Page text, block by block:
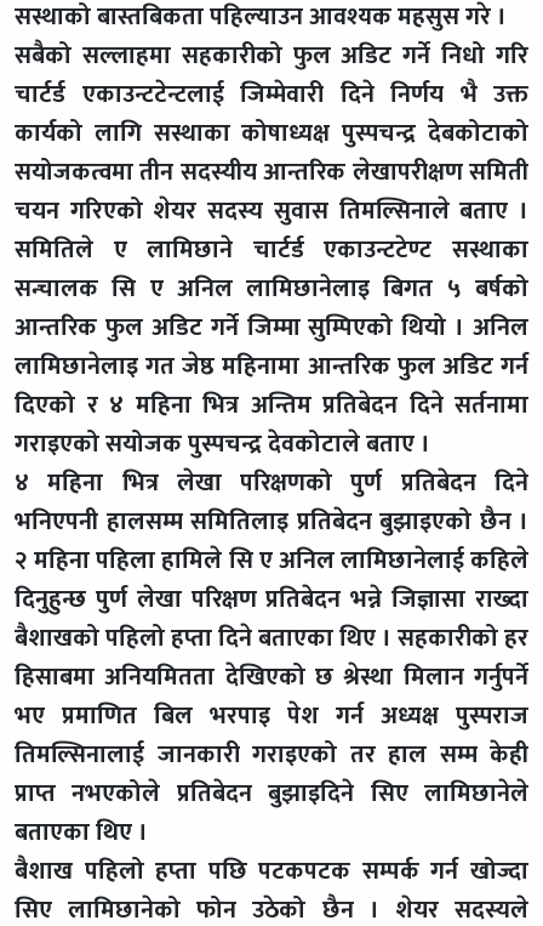
सस्थाको बास्तबिकता पहिल्याउन आवश्यक महसुस गरे ।
सबैको सल्लाहमा सहकारीको फुल अडिट गर्ने निधो गरि
चार्टर्ड एकाउन्टटेन्टलाई जिम्मेवारी दिने निर्णय भै उक्त
कार्यको लागि सस्थाका कोषाध्यक्ष पुस्पचन्द्र देबकोटाको
सयोजकत्वमा तीन सदस्यीय आन्तरिक लेखापरीक्षण समिती
चयन गरिएको शेयर सदस्य सुवास तिमल्सिनाले बताए ।
समितिले ए लामिछाने चार्टर्ड एकाउन्टटेण्ट सस्थाका
सन्चालक सि ए अनिल लामिछानेलाइ बिगत ५ बर्षको
आन्तरिक फुल अडिट गर्ने जिम्मा सुम्पिएको थियो । अनिल
लामिछानेलाइ गत जेष्ठ महिनामा आन्तरिक फुल अडिट गर्न
दिएको र ४ महिना भित्र अन्तिम प्रतिबेदन दिने सर्तनामा
गराइएको सयोजक पुस्पचन्द्र देवकोटाले बताए ।
४ महिना भित्र लेखा परिक्षणको पुर्ण प्रतिबेदन दिने
भनिएपनी हालसम्म समितिलाइ प्रतिबेदन बुझाइएको छैन ।
२ महिना पहिला हामिले सि ए अनिल लामिछानेलाई कहिले
दिनुहुन्छ पुर्ण लेखा परिक्षण प्रतिबेदन भन्ने जिज्ञासा राख्दा
बैशाखको पहिलो हप्ता दिने बताएका थिए । सहकारीको हर
हिसाबमा अनियमितता देखिएको छ श्रेस्था मिलान गर्नुपर्ने
भए प्रमाणित बिल भरपाइ पेश गर्न अध्यक्ष पुस्पराज
तिमल्सिनालाई जानकारी गराइएको तर हाल सम्म केही
प्राप्त नभएकोले प्रतिबेदन बुझाइदिने सिए लामिछानेले
बताएका थिए ।
बैशाख पहिलो हप्ता पछि पटकपटक सम्पर्क गर्न खोज्दा
सिए लामिछानेको फोन उठेको छैन । शेयर सदस्यले